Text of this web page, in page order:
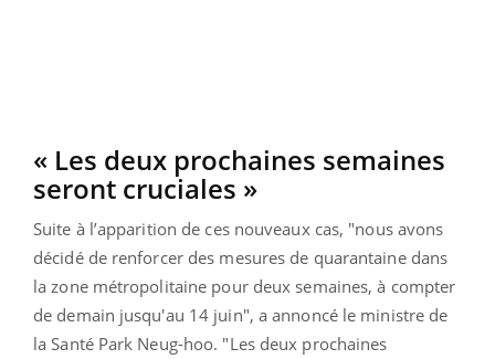
« Les deux prochaines semaines
seront cruciales »
Suite à l’apparition de ces nouveaux cas, "nous avons
décidé de renforcer des mesures de quarantaine dans
la zone métropolitaine pour deux semaines, à compter
de demain jusqu'au 14 juin", a annoncé le ministre de
la Santé Park Neug-hoo. "Les deux prochaines